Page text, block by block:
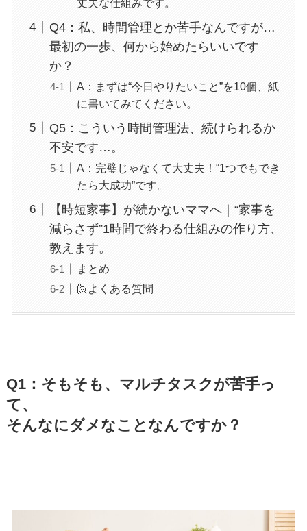
丈夫な仕組みです。
Q4：私、時間管理とか苦手なんですが…
最初の一歩、何から始めたらいいです
か？
A：まずは“今日やりたいこと”を10個、紙
に書いてみてください。
Q5：こういう時間管理法、続けられるか
不安です…。
A：完璧じゃなくて大丈夫！“1つでもでき
たら大成功”です。
【時短家事】が続かないママへ｜“家事を
減らさず”1時間で終わる仕組みの作り方、
教えます。
まとめ
🙋よくある質問
Q1：そもそも、マルチタスクが苦手っ
て、
そんなにダメなことなんですか？